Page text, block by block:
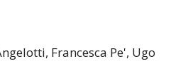
Francesca Pe', Ugo